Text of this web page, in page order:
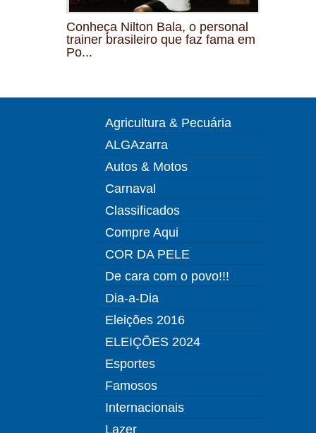
Conheça Nilton Bala, o personal
trainer brasileiro que faz fama em
Po...
Agricultura & Pecuária
ALGAzarra
Autos & Motos
Carnaval
Classificados
Compre Aqui
COR DA PELE
De cara com o povo!!!
Dia-a-Dia
Eleições 2016
ELEIÇÕES 2024
Esportes
Famosos
Internacionais
Lazer